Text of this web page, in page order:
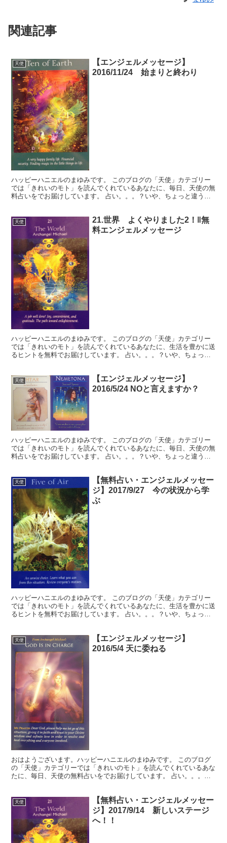
関連記事
天使
【エンジェルメッセージ】
2016/11/24 始まりと終わり
ハッピーハニエルのまゆみです。 このブログの「天使」カテゴリー
では「きれいのモト」を読んでくれているあなたに、毎日、天使の無
料占いをでお届けしています。 占い。。。？いや、ちょっと違うか
天使
21.世界 よくやりました2！‖無
料エンジェルメッセージ
ハッピーハニエルのまゆみです。 このブログの「天使」カテゴリー
では「きれいのモト」を読んでくれているあなたに、生活を豊かに送
るヒントを無料でお届けしています。 占い。。。？いや、ちょっと
天使
【エンジェルメッセージ】
2016/5/24 NOと言えますか？
ハッピーハニエルのまゆみです。 このブログの「天使」カテゴリー
では「きれいのモト」を読んでくれているあなたに、毎日、天使の無
料占いをでお届けしています。 占い。。。？いや、ちょっと違うか
天使
【無料占い・エンジェルメッセー
ジ】2017/9/27 今の状況から学
ぶ
ハッピーハニエルのまゆみです。 このブログの「天使」カテゴリー
では「きれいのモト」を読んでくれているあなたに、生活を豊かに送
るヒントを無料でお届けしています。 占い。。。？いや、ちょっと
天使
【エンジェルメッセージ】
2016/5/4 天に委ねる
おはようございます。ハッピーハニエルのまゆみです。 このブログ
の「天使」カテゴリーでは「きれいのモト」を読んでくれているあな
たに、毎日、天使の無料占いをでお届けしています。 占い。。。？
天使
【無料占い・エンジェルメッセー
ジ】2017/9/14 新しいステージ
へ！！